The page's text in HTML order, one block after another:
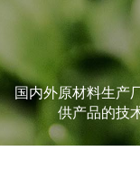
国内外原材料生产
供产品的技